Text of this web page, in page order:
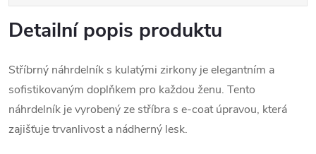
Detailní popis produktu
Stříbrný náhrdelník s kulatými zirkony je elegantním a
sofistikovaným doplňkem pro každou ženu. Tento
náhrdelník je vyrobený ze stříbra s e-coat úpravou, která
zajišťuje trvanlivost a nádherný lesk.